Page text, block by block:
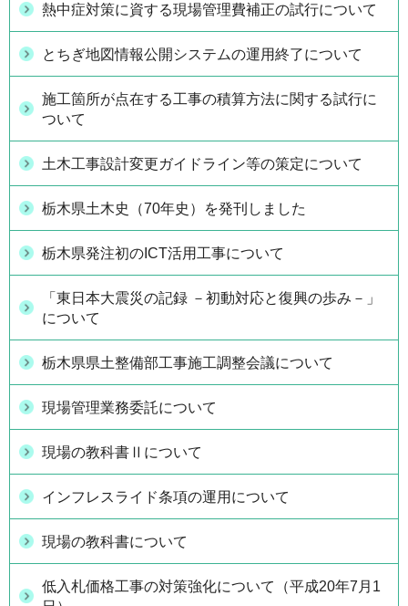
熱中症対策に資する現場管理費補正の試行について
とちぎ地図情報公開システムの運用終了について
施工箇所が点在する工事の積算方法に関する試行に
ついて
土木工事設計変更ガイドライン等の策定について
栃木県土木史（70年史）を発刊しました
栃木県発注初のICT活用工事について
「東日本大震災の記録 －初動対応と復興の歩み－」
について
栃木県県土整備部工事施工調整会議について
現場管理業務委託について
現場の教科書Ⅱについて
インフレスライド条項の運用について
現場の教科書について
低入札価格工事の対策強化について（平成20年7月1